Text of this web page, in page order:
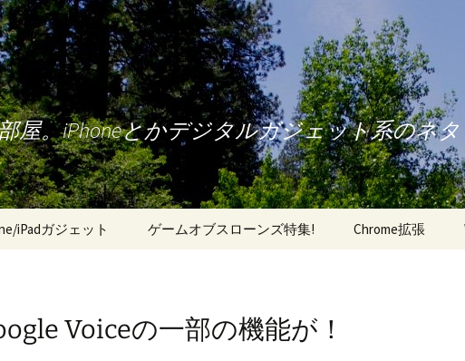
屋。iPhoneとかデジタルガジェット系のネタ
iPadガジェット ゲームオブスローンズ特集! Chrome拡張
Voiceの一部の機能が！